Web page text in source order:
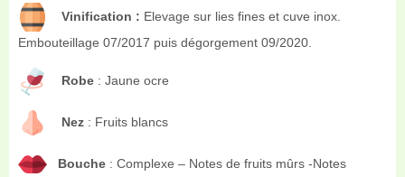
Vinification : Elevage sur lies fines et cuve inox.
Embouteillage 07/2017 puis dégorgement 09/2020.
Robe : Jaune ocre
Nez : Fruits blancs
Bouche : Complexe – Notes de fruits mûrs -Notes